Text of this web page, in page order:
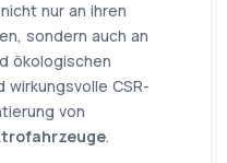
nur an ihren
sondern auch an
ökologischen
wirkungsvolle CSR-
von
.